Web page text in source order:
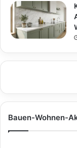
Bauen-Wohnen-